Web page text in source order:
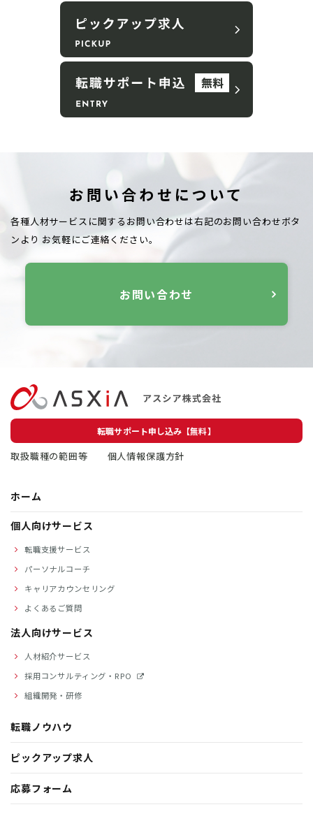
お問い合わせについて
各種人材サービスに関するお問い合わせは右記のお問い合わせボタ
ンより お気軽にご連絡ください。
お問い合わせ
転職サポート申し込み【無料】
取扱職種の範囲等 個人情報保護方針
ホーム
個人向けサービス
転職支援サービス
パーソナルコーチ
キャリアカウンセリング
よくあるご質問
法人向けサービス
人材紹介サービス
採用コンサルティング・RPO
組織開発・研修
転職ノウハウ
ピックアップ求人
応募フォーム